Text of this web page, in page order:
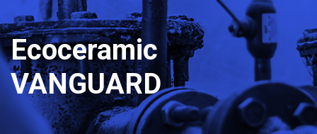
Ecoceramic
VANGUARD